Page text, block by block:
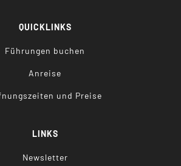
QUICKLINKS
Führungen buchen
Anreise
und Preise
LINKS
Newsletter